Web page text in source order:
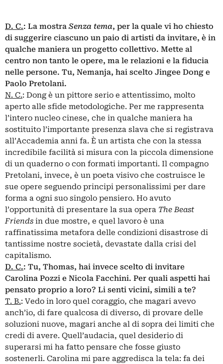
D. C.: La mostraSenza tema, per la quale vi ho chiesto
di suggerire ciascuno un paio di artisti da invitare, è in
qualche maniera un progetto collettivo. Mette al
centro non tanto le opere, ma le relazioni e la fiducia
nelle persone. Tu, Nemanja, hai scelto Jingee Dong e
Paolo Pretolani.
N. C.: Dong è un pittore serio e attentissimo, molto
aperto alle sfide metodologiche. Per me rappresenta
l’intero nucleo cinese, che in qualche maniera ha
sostituito l’importante presenza slava che si registrava
all’Accademia anni fa. È un artista che con la stessa
incredibile facilità si misura con la piccola dimensione
di un quaderno o con formati importanti. Il compagno
Pretolani, invece, è un poeta visivo che costruisce le
sue opere seguendo principi personalissimi per dare
forma a ogni suo singolo pensiero. Ho avuto
l’opportunità di presentare la sua opera The Beast
Friends in due mostre, e quel lavoro è una
raffinatissima metafora delle condizioni disastrose di
tantissime nostre società, devastate dalla crisi del
capitalismo.
D. C.: Tu, Thomas, hai invece scelto di invitare
Carolina Pozzi e Nicola Facchini. Per quali aspetti hai
pensato proprio a loro? Li senti vicini, simili a te?
T. B.: Vedo in loro quel coraggio, che magari avevo
anch’io, di fare qualcosa di diverso, di provare delle
soluzioni nuove, magari anche al di sopra dei limiti che
credi di avere. Quell’audacia, quel desiderio di
superarsi mi ha fatto pensare che fosse giusto
sostenerli. Carolina mi pare aggredisca la tela: fa dei